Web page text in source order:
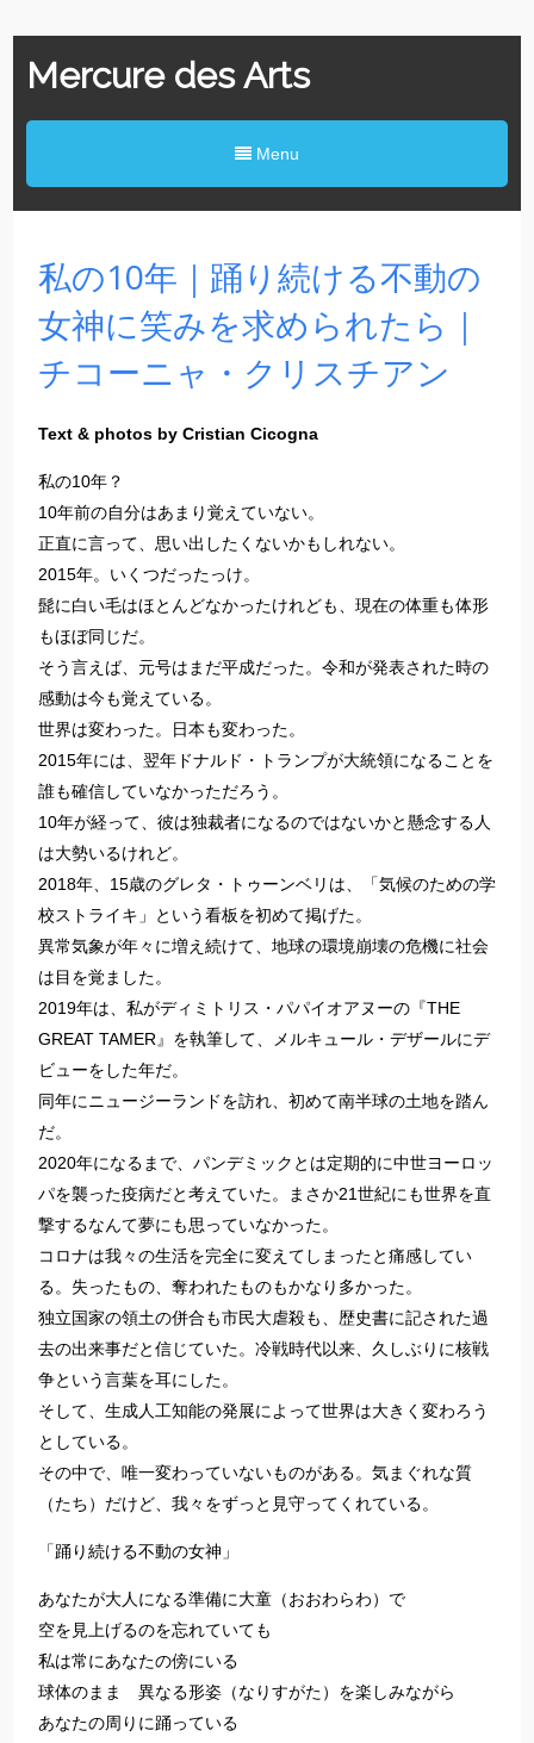
Mercure des Arts
Menu
私の10年｜踊り続ける不動の
女神に笑みを求められたら｜
チコーニャ・クリスチアン
Text & photos by Cristian Cicogna
私の10年？
10年前の自分はあまり覚えていない。
正直に言って、思い出したくないかもしれない。
2015年。いくつだったっけ。
髭に白い毛はほとんどなかったけれども、現在の体重も体形
もほぼ同じだ。
そう言えば、元号はまだ平成だった。令和が発表された時の
感動は今も覚えている。
世界は変わった。日本も変わった。
2015年には、翌年ドナルド・トランプが大統領になることを
誰も確信していなかっただろう。
10年が経って、彼は独裁者になるのではないかと懸念する人
は大勢いるけれど。
2018年、15歳のグレタ・トゥーンベリは、「気候のための学
校ストライキ」という看板を初めて掲げた。
異常気象が年々に増え続けて、地球の環境崩壊の危機に社会
は目を覚ました。
2019年は、私がディミトリス・パパイオアヌーの『THE
GREAT TAMER』を執筆して、メルキュール・デザールにデ
ビューをした年だ。
同年にニュージーランドを訪れ、初めて南半球の土地を踏ん
だ。
2020年になるまで、パンデミックとは定期的に中世ヨーロッ
パを襲った疫病だと考えていた。まさか21世紀にも世界を直
撃するなんて夢にも思っていなかった。
コロナは我々の生活を完全に変えてしまったと痛感してい
る。失ったもの、奪われたものもかなり多かった。
独立国家の領土の併合も市民大虐殺も、歴史書に記された過
去の出来事だと信じていた。冷戦時代以来、久しぶりに核戦
争という言葉を耳にした。
そして、生成人工知能の発展によって世界は大きく変わろう
としている。
その中で、唯一変わっていないものがある。気まぐれな質
（たち）だけど、我々をずっと見守ってくれている。
「踊り続ける不動の女神」
あなたが大人になる準備に大童（おおわらわ）で
空を見上げるのを忘れていても
私は常にあなたの傍にいる
球体のまま 異なる形姿（なりすがた）を楽しみながら
あなたの周りに踊っている